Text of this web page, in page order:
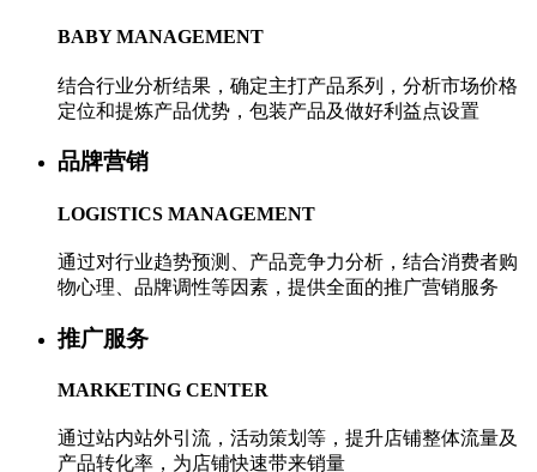
BABY MANAGEMENT
结合行业分析结果，确定主打产品系列，分析市场价格
定位和提炼产品优势，包装产品及做好利益点设置
品牌营销
LOGISTICS MANAGEMENT
通过对行业趋势预测、产品竞争力分析，结合消费者购
物心理、品牌调性等因素，提供全面的推广营销服务
推广服务
MARKETING CENTER
通过站内站外引流，活动策划等，提升店铺整体流量及
产品转化率，为店铺快速带来销量